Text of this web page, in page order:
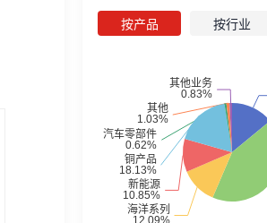
要从事通信、电力、海洋、
品的生产与销售,及海洋工
源等领域产品。企业荣誉:
奖”,“中国出口安全示范企业
程学会科技进步奖”、“中国
会科技进步奖”一等奖;“中
步奖”、“机械工业科学技术
按产品 按行业